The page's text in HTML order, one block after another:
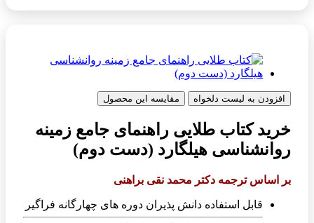
افزودن به لیست دلخواه مقایسه این محصول
خرید کتاب طلایی راهنمای جامع زمینه
روانشناسی هیلگارد (دست دوم)
بر اساس ترجمه دکتر محمد نقی براهنی
قابل استفاده دانش پذیران دوره های چهارگانه فراگیر